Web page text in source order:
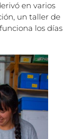
en varios
un taller de
los días